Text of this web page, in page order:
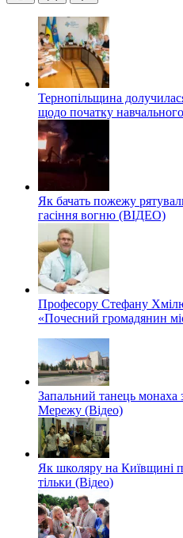
ОстанніПопулярні
Теги
Тернопільщина
щодо початку
Як бачать пожежу
гасіння вогню (ВІДЕО)
Професору Стефану
«Почесний громадянин
Запальний танець монаха
Мережу (Відео)
Як школяру на Київщині
тільки (Відео)